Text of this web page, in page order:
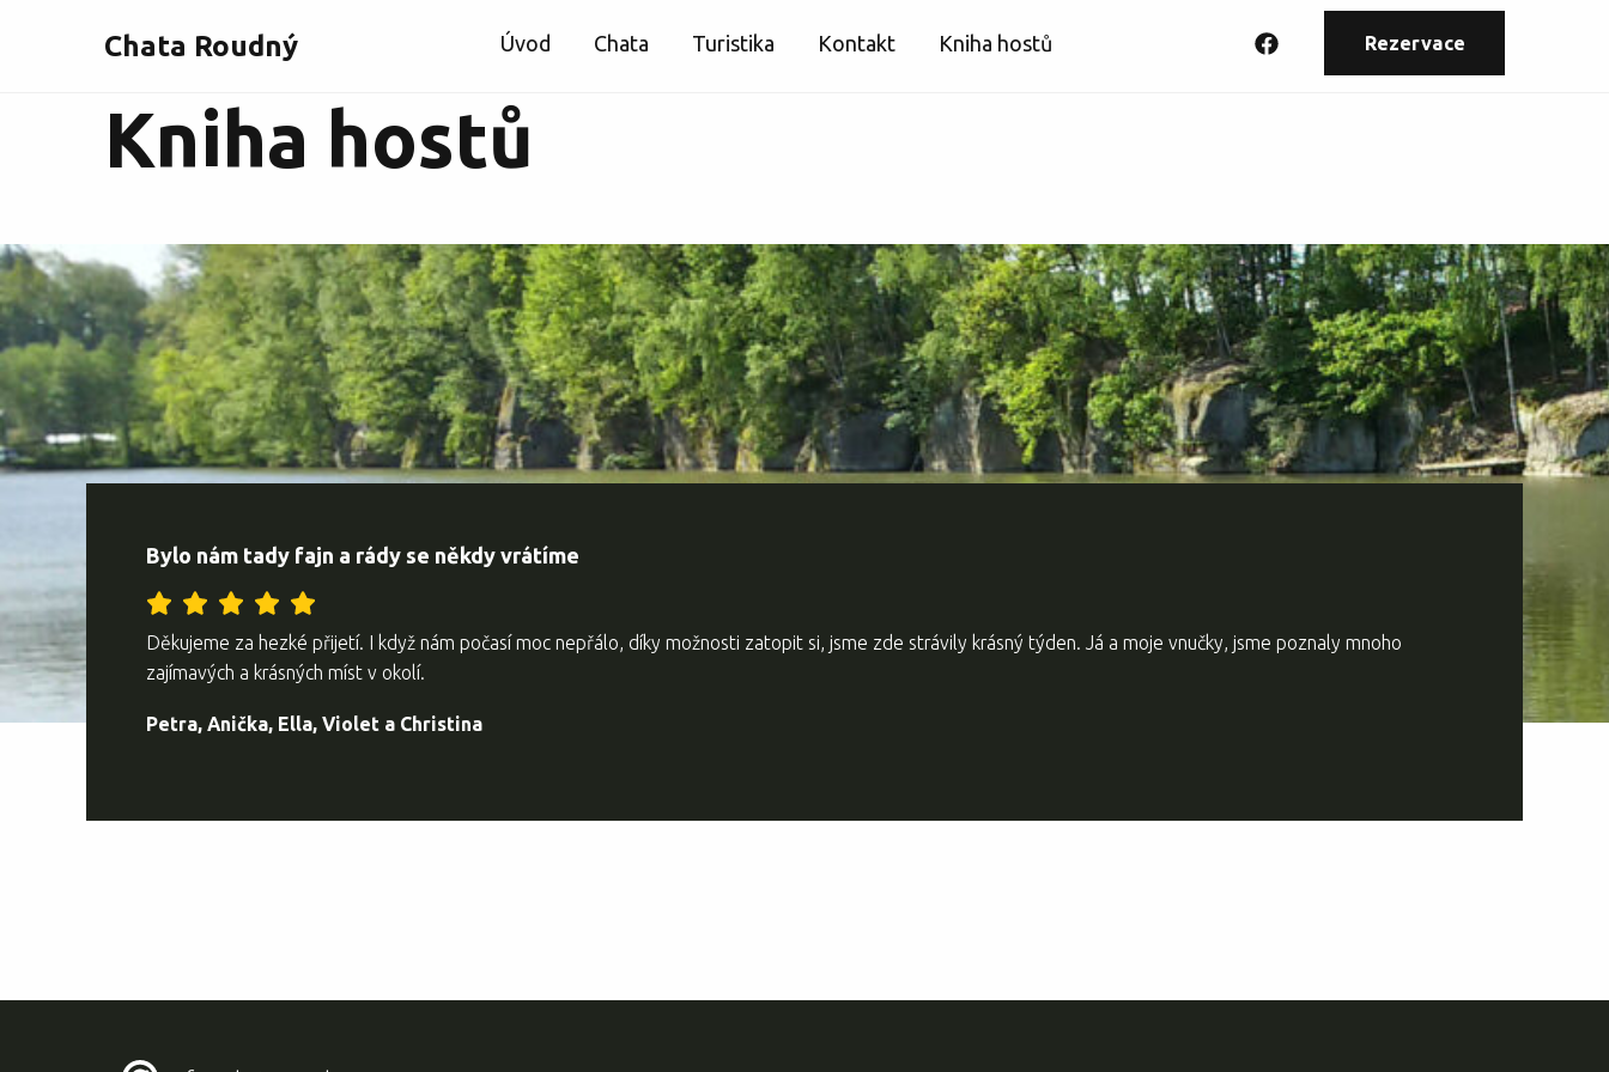
Chata Roudný Úvod Chata Turistika Kontakt Kniha hostů Rezervace
Kniha hostů
Bylo nám tady fajn a rády se někdy vrátíme
Děkujeme za hezké přijetí. I když nám počasí moc nepřálo, díky možnosti zatopit si, jsme zde strávily krásný týden. Já a moje vnučky, jsme poznaly mnoho
zajímavých a krásných míst v okolí.
Petra, Anička, Ella, Violet a Christina